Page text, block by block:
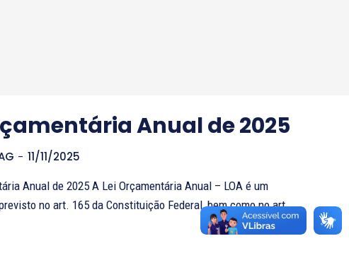
Anual de 2025
- 11/11/2025
A Lei Orçamentária Anual – LOA é um
no art. 165 da Constituição Federal, bem como no art....